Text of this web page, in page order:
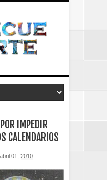
IMPEDIR
CALENDARIOS
01, 2010